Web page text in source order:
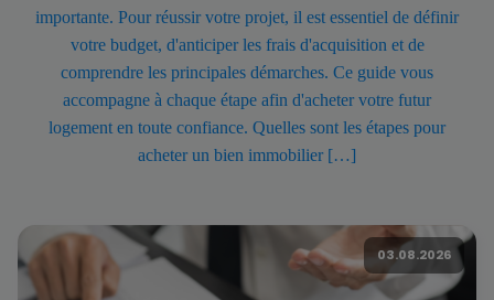
importante. Pour réussir votre projet, il est essentiel de définir
votre budget, d'anticiper les frais d'acquisition et de
comprendre les principales démarches. Ce guide vous
accompagne à chaque étape afin d'acheter votre futur
logement en toute confiance. Quelles sont les étapes pour
acheter un bien immobilier […]
03.08.2026